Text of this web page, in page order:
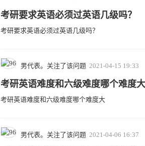
考研要求英语必须过英语几级吗？
考研要求英语必须过英语几级吗？
男代表。关注了该问题 2021-04-15 19:33
考研英语难度和六级难度哪个难度大
考研英语难度和六级难度哪个难度大
男代表。关注了该问题 2021-04-06 16:37